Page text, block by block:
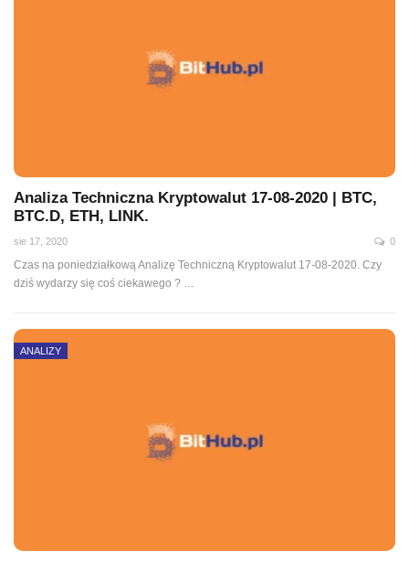
Analiza Techniczna Kryptowalut 17-08-2020 | BTC,
BTC.D, ETH, LINK.
sie 17, 2020 0
Czas na poniedziałkową Analizę Techniczną Kryptowalut 17-08-2020. Czy
dziś wydarzy się coś ciekawego ? …
ANALIZY